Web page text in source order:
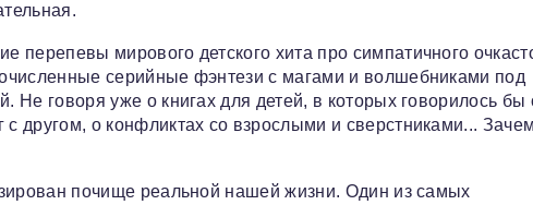
перепевы мирового детского хита про симпатичного
серийные фэнтези с магами и волшебниками под
Не говоря уже о книгах для детей, в которых говорилось бы
другом, о конфликтах со взрослыми и сверстниками...
почище реальной нашей жизни. Один из самых